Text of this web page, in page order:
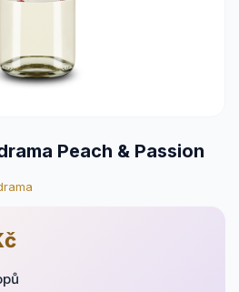
Peach & Passion